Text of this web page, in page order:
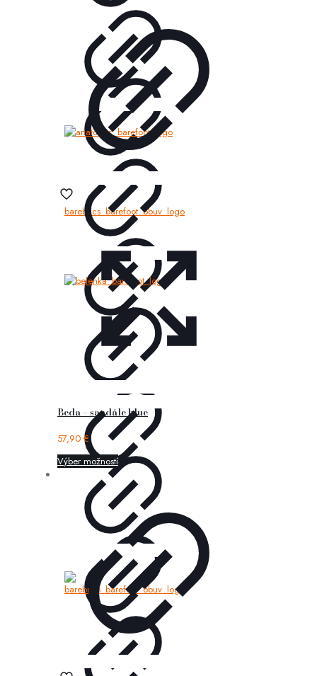
Beda – sandále blue
57,90 €
Výber možností